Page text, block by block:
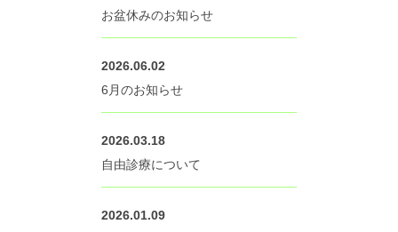
お盆休みのお知らせ
2026.06.02
6月のお知らせ
2026.03.18
自由診療について
2026.01.09